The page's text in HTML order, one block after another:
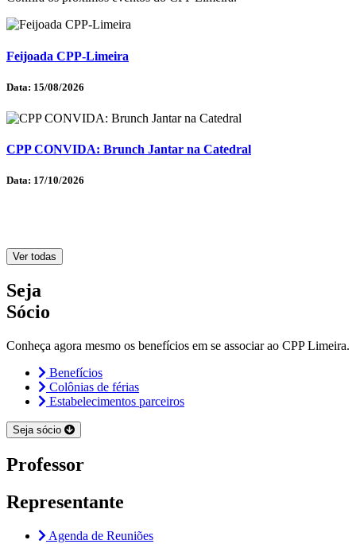
Feijoada CPP-Limeira
Data: 15/08/2026
CPP CONVIDA: Brunch Jantar na Catedral
Data: 17/10/2026
Ver todas
Seja
Sócio
Conheça agora mesmo os benefícios em se associar ao CPP Limeira.
Benefícios
Colônias de férias
Estabelecimentos parceiros
Seja sócio
Professor
Representante
Agenda de Reuniões